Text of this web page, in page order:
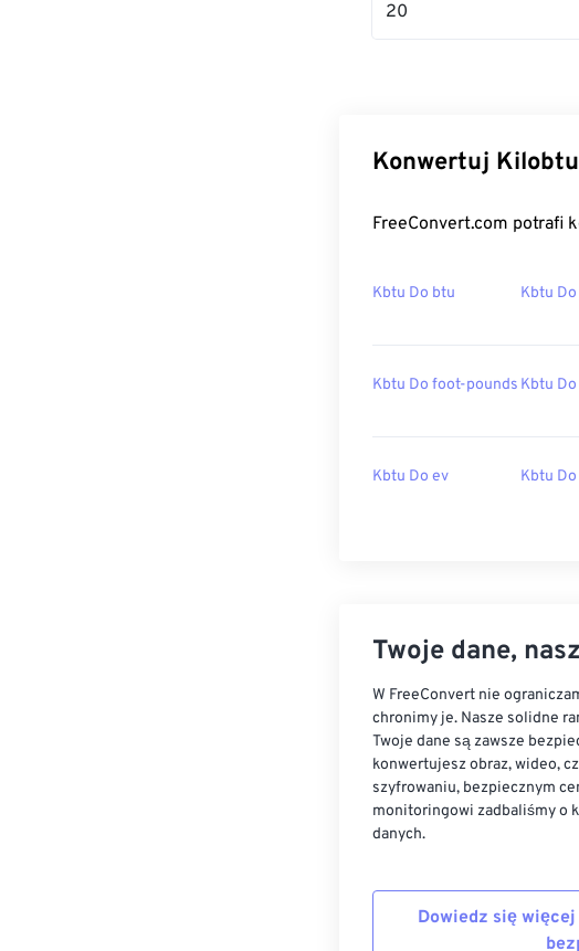
20
Konwertuj
FreeConvert.com potrafi
Kbtu Do btu Kbtu
Kbtu Do foot-pounds Kbtu
Kbtu Do ev Kbtu
Twoje dane,
W FreeConvert nie
chronimy je. Nasze solidne
Twoje dane są zawsze
konwertujesz obraz, wideo,
szyfrowaniu, bezpiecznym
monitoringowi zadbaliśmy o
danych.
Dowiedz się